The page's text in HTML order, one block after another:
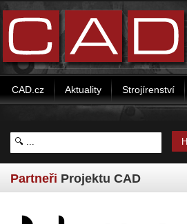
CAD.cz Aktuality Strojírenství
Partneři Projektu CAD